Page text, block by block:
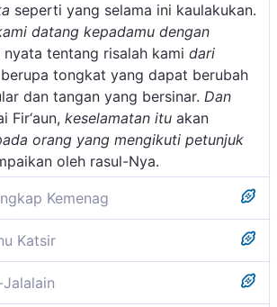
seperti yang selama ini kaulakukan.
datang kepadamu dengan
nyata tentang risalah kami dari
tongkat yang dapat berubah
dan tangan yang bersinar. Dan
Fir‘aun, keselamatan itu akan
orang yang mengikuti petunjuk
oleh rasul-Nya.
Kemenag
lagi supaya Musa dan Harun a.s.
dan memberitahukan bahwa
Rasul Allah yang diutus
menyampaikan risalah yang hak
Katsir
menceritakan tentang fitnah-fitnah
oleh Ibnu Abbas telah disebutkan